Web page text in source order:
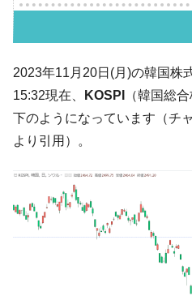
韓国「2026年
体だけで410億ドル、輸出全体
や、若者に起業させよう」⇒
ル。外平債の発行「19.4億ドル
『Money1』
ーにウソのデータを入力したの
『Money1』
韓国･李在明さ
韓国は「中国
2023年11月20日(月)の韓国株
15:32現在、
KOSPI
（韓国総
下のようになっています（チ
より引用）。